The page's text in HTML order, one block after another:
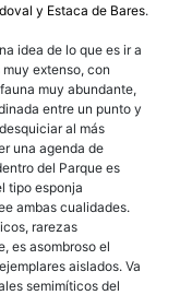
y Estaca de Bares.
idea de lo que es ir a
extenso, con
muy abundante,
entre un punto y
al más
una agenda de
del Parque es
tipo esponja
ambas cualidades.
rarezas
es asombroso el
aislados. Va
semimíticos del